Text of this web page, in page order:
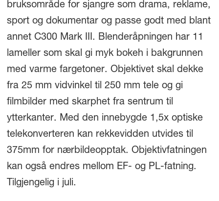
bruksområde for sjangre som drama, reklame,
sport og dokumentar og passe godt med blant
annet C300 Mark III. Blenderåpningen har 11
lameller som skal gi myk bokeh i bakgrunnen
med varme fargetoner. Objektivet skal dekke
fra 25 mm vidvinkel til 250 mm tele og gi
filmbilder med skarphet fra sentrum til
ytterkanter. Med den innebygde 1,5x optiske
telekonverteren kan rekkevidden utvides til
375mm for nærbildeopptak. Objektivfatningen
kan også endres mellom EF- og PL-fatning.
Tilgjengelig i juli.